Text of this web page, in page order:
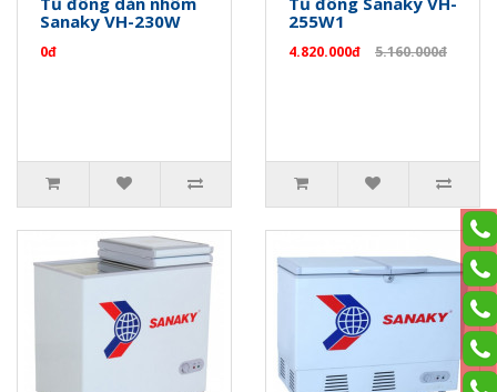
Sanaky VH-230W
0đ
255W1
4.820.000đ 5.160.000đ